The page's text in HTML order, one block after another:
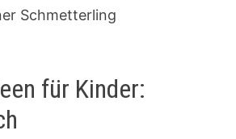
Schmetterling
für Kinder: